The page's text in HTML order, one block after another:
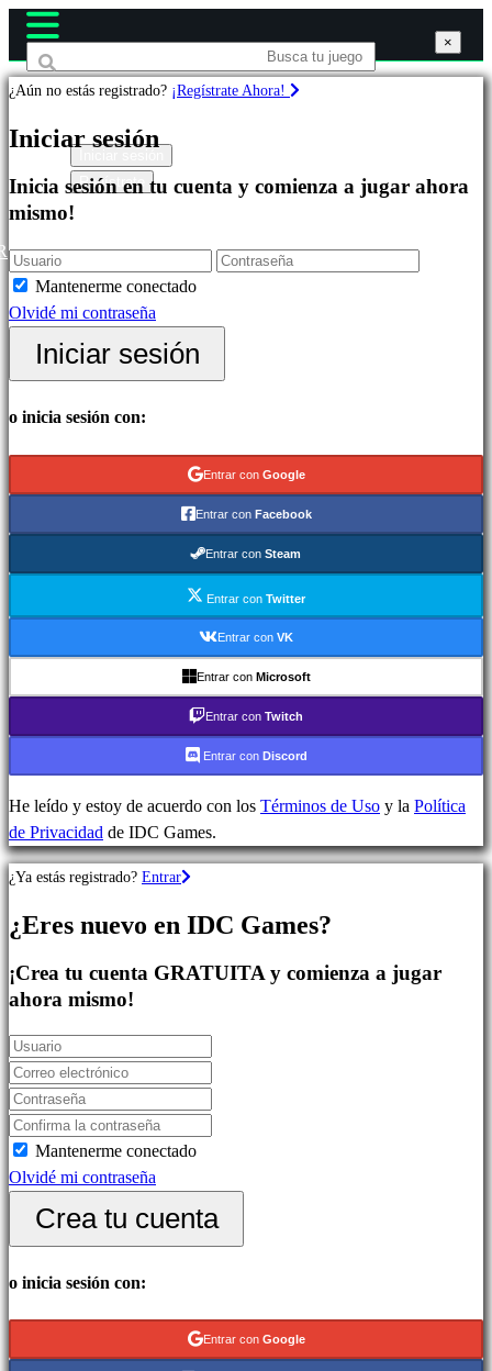
Juegos
Destacados
Novedades
Free
to
Play
Categorías
Juegos
Juegos
Juegos
Juegos
RPG
deportes
Shooters
Juegos
de
casual
Juegos
de
Juegos
de
puzles
Juegos
de
Demos
Comunidad
Regístrate
×
¿Aún no estás registrado? ¡Regístrate Ahora!
Iniciar sesión
Inicia sesión en tu cuenta y comienza a jugar ahora
mismo!
Mantenerme conectado
Olvidé mi contraseña
Iniciar sesión
o inicia sesión con:
Entrar con Google
Entrar con Facebook
Entrar con Steam
Entrar con Twitter
Entrar con VK
Entrar con Microsoft
Entrar con Twitch
Entrar con Discord
He leído y estoy de acuerdo con los Términos de Uso y la Política
de Privacidad de IDC Games.
×
¿Ya estás registrado? Entrar
¿Eres nuevo en IDC Games?
¡Crea tu cuenta GRATUITA y comienza a jugar
ahora mismo!
Mantenerme conectado
Olvidé mi contraseña
Crea tu cuenta
o inicia sesión con:
Entrar con Google
×